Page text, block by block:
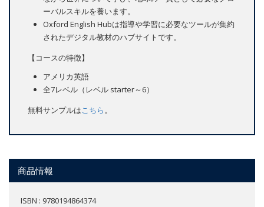
ーバルスキルを養います。
Oxford English Hubは指導や学習に必要なツールが集約
されたデジタル教材のハブサイトです。
【コースの特徴】
アメリカ英語
全7レベル（レベル starter～6）
無料サンプルはこちら。
商品情報
ISBN : 9780194864374